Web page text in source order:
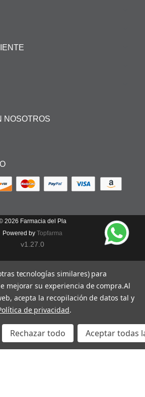
NOSOTROS
2026 Farmacia del Pla
Powered by Topfarma
v1.27.0
tecnologías similares) para
mejorar su experiencia de compra.Al
acepta la recopilación de datos tal y
de privacidad.
Rechazar todo Aceptar todas